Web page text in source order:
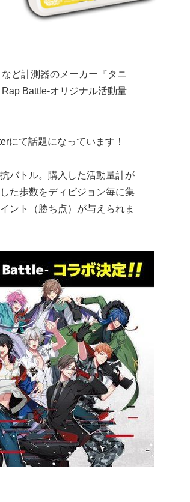
ど計測器のメーカー『タニ
Battle-オリジナル活動量
にて話題になっています！
バトル。購入した活動量計が
た歩数をディビジョン毎に集
ント（勝ち点）が与えられま